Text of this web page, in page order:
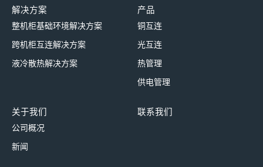
解决方案
整机柜基础环境解决方案
跨机柜互连解决方案
液冷散热解决方案
产品
铜互连
光互连
热管理
供电管理
关于我们
公司概况
新闻
联系我们